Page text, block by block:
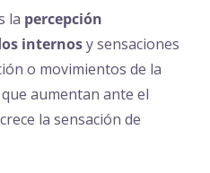
la percepción
internosy sensaciones
o movimientos de la
aumentan ante el
la sensación de